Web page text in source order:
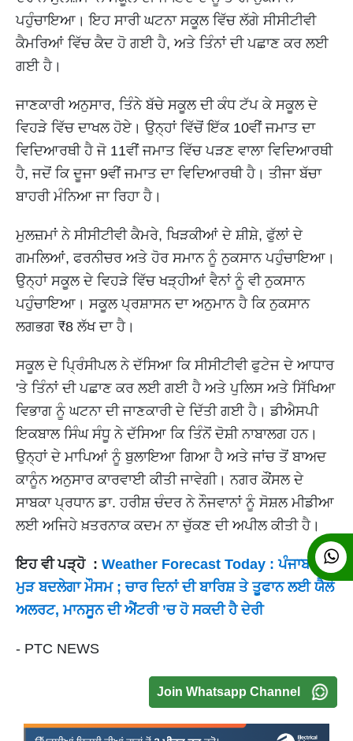
ਪਹੁੰਚਾਇਆ। ਇਹ ਸਾਰੀ ਘਟਨਾ ਸਕੂਲ ਵਿੱਚ ਲੱਗੇ ਸੀਸੀਟੀਵੀ
ਕੈਮਰਿਆਂ ਵਿੱਚ ਕੈਦ ਹੋ ਗਈ ਹੈ, ਅਤੇ ਤਿੰਨਾਂ ਦੀ ਪਛਾਣ ਕਰ ਲਈ
ਗਈ ਹੈ।
ਜਾਣਕਾਰੀ ਅਨੁਸਾਰ, ਤਿੰਨੇ ਬੱਚੇ ਸਕੂਲ ਦੀ ਕੰਧ ਟੱਪ ਕੇ ਸਕੂਲ ਦੇ
ਵਿਹੜੇ ਵਿੱਚ ਦਾਖਲ ਹੋਏ। ਉਨ੍ਹਾਂ ਵਿੱਚੋਂ ਇੱਕ 10ਵੀਂ ਜਮਾਤ ਦਾ
ਵਿਦਿਆਰਥੀ ਹੈ ਜੋ 11ਵੀਂ ਜਮਾਤ ਵਿੱਚ ਪੜਣ ਵਾਲਾ ਵਿਦਿਆਰਥੀ
ਹੈ, ਜਦੋਂ ਕਿ ਦੂਜਾ 9ਵੀਂ ਜਮਾਤ ਦਾ ਵਿਦਿਆਰਥੀ ਹੈ। ਤੀਜਾ ਬੱਚਾ
ਬਾਹਰੀ ਮੰਨਿਆ ਜਾ ਰਿਹਾ ਹੈ।
ਮੁਲਜ਼ਮਾਂ ਨੇ ਸੀਸੀਟੀਵੀ ਕੈਮਰੇ, ਖਿੜਕੀਆਂ ਦੇ ਸ਼ੀਸ਼ੇ, ਫੁੱਲਾਂ ਦੇ
ਗਮਲਿਆਂ, ਫਰਨੀਚਰ ਅਤੇ ਹੋਰ ਸਮਾਨ ਨੂੰ ਨੁਕਸਾਨ ਪਹੁੰਚਾਇਆ।
ਉਨ੍ਹਾਂ ਸਕੂਲ ਦੇ ਵਿਹੜੇ ਵਿੱਚ ਖੜ੍ਹੀਆਂ ਵੈਨਾਂ ਨੂੰ ਵੀ ਨੁਕਸਾਨ
ਪਹੁੰਚਾਇਆ। ਸਕੂਲ ਪ੍ਰਸ਼ਾਸਨ ਦਾ ਅਨੁਮਾਨ ਹੈ ਕਿ ਨੁਕਸਾਨ
ਲਗਭਗ ₹8 ਲੱਖ ਦਾ ਹੈ।
ਸਕੂਲ ਦੇ ਪ੍ਰਿੰਸੀਪਲ ਨੇ ਦੱਸਿਆ ਕਿ ਸੀਸੀਟੀਵੀ ਫੁਟੇਜ ਦੇ ਆਧਾਰ
'ਤੇ ਤਿੰਨਾਂ ਦੀ ਪਛਾਣ ਕਰ ਲਈ ਗਈ ਹੈ ਅਤੇ ਪੁਲਿਸ ਅਤੇ ਸਿੱਖਿਆ
ਵਿਭਾਗ ਨੂੰ ਘਟਨਾ ਦੀ ਜਾਣਕਾਰੀ ਦੇ ਦਿੱਤੀ ਗਈ ਹੈ। ਡੀਐਸਪੀ
ਇਕਬਾਲ ਸਿੰਘ ਸੰਧੂ ਨੇ ਦੱਸਿਆ ਕਿ ਤਿੰਨੋਂ ਦੋਸ਼ੀ ਨਾਬਾਲਗ ਹਨ।
ਉਨ੍ਹਾਂ ਦੇ ਮਾਪਿਆਂ ਨੂੰ ਬੁਲਾਇਆ ਗਿਆ ਹੈ ਅਤੇ ਜਾਂਚ ਤੋਂ ਬਾਅਦ
ਕਾਨੂੰਨ ਅਨੁਸਾਰ ਕਾਰਵਾਈ ਕੀਤੀ ਜਾਵੇਗੀ। ਨਗਰ ਕੌਂਸਲ ਦੇ
ਸਾਬਕਾ ਪ੍ਰਧਾਨ ਡਾ. ਹਰੀਸ਼ ਚੰਦਰ ਨੇ ਨੌਜਵਾਨਾਂ ਨੂੰ ਸੋਸ਼ਲ ਮੀਡੀਆ
ਲਈ ਅਜਿਹੇ ਖ਼ਤਰਨਾਕ ਕਦਮ ਨਾ ਚੁੱਕਣ ਦੀ ਅਪੀਲ ਕੀਤੀ ਹੈ।
ਇਹ ਵੀ ਪੜ੍ਹੋ : Weather Forecast Today : ਪੰਜਾਬ ’ਚ
ਮੁੜ ਬਦਲੇਗਾ ਮੌਸਮ ; ਚਾਰ ਦਿਨਾਂ ਦੀ ਬਾਰਿਸ਼ ਤੇ ਤੂਫਾਨ ਲਈ ਯੈਲੋ
ਅਲਰਟ, ਮਾਨਸੂਨ ਦੀ ਐਂਟਰੀ ’ਚ ਹੋ ਸਕਦੀ ਹੈ ਦੇਰੀ
- PTC NEWS
Join Whatsapp Channel